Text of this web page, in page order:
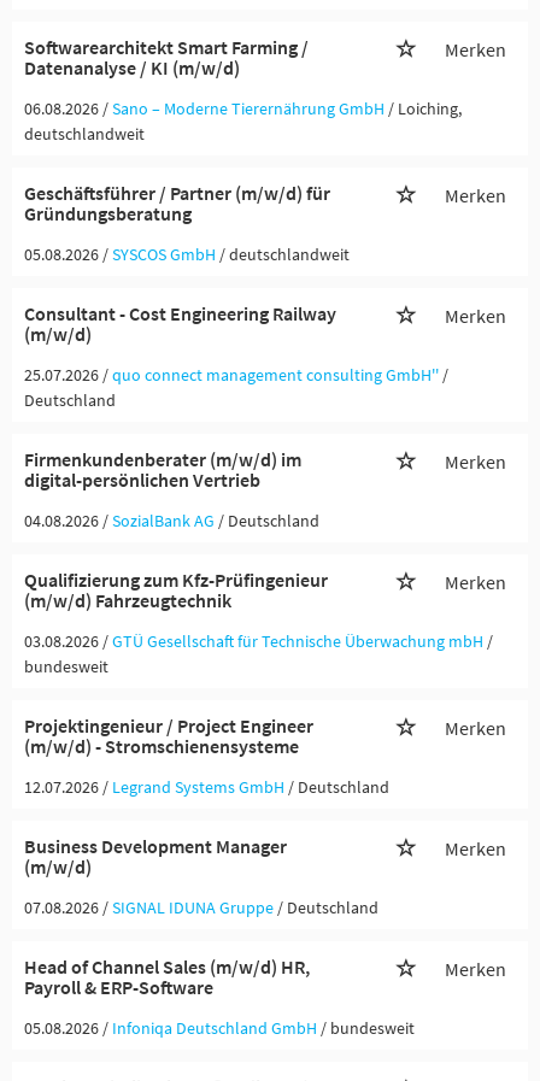
Softwarearchitekt Smart Farming /
Datenanalyse / KI (m/w/d)
Merken
06.08.2026 /Sano – Moderne Tierernährung GmbH / Loiching,
deutschlandweit
Geschäftsführer / Partner (m/w/d) für
Gründungsberatung
Merken
05.08.2026 /SYSCOS GmbH / deutschlandweit
Consultant - Cost Engineering Railway
(m/w/d)
Merken
25.07.2026 /quo connect management consulting GmbH'' /
Deutschland
Firmenkundenberater (m/w/d) im
digital-persönlichen Vertrieb
Merken
04.08.2026 /SozialBank AG / Deutschland
Qualifizierung zum Kfz-Prüfingenieur
(m/w/d) Fahrzeugtechnik
Merken
03.08.2026 /GTÜ Gesellschaft für Technische Überwachung mbH /
bundesweit
Projektingenieur / Project Engineer
(m/w/d) - Stromschienensysteme
Merken
12.07.2026 / Legrand Systems GmbH / Deutschland
Business Development Manager
(m/w/d)
Merken
07.08.2026 /SIGNAL IDUNA Gruppe / Deutschland
Head of Channel Sales (m/w/d) HR,
Payroll & ERP-Software
Merken
05.08.2026 / Infoniqa Deutschland GmbH / bundesweit